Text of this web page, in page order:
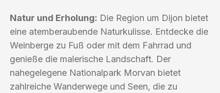
Natur und Erholung: Die Region um Dijon bietet
eine atemberaubende Naturkulisse. Entdecke die
Weinberge zu Fuß oder mit dem Fahrrad und
genieße die malerische Landschaft. Der
nahegelegene Nationalpark Morvan bietet
zahlreiche Wanderwege und Seen, die zu